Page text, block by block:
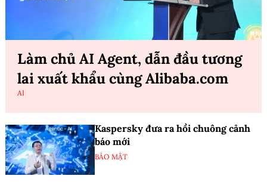
Làm chủ AI Agent, dẫn đầu tương
lai xuất khẩu cùng Alibaba.com
AI
Kaspersky đưa ra hồi chuông cảnh
báo mới
BẢO MẬT